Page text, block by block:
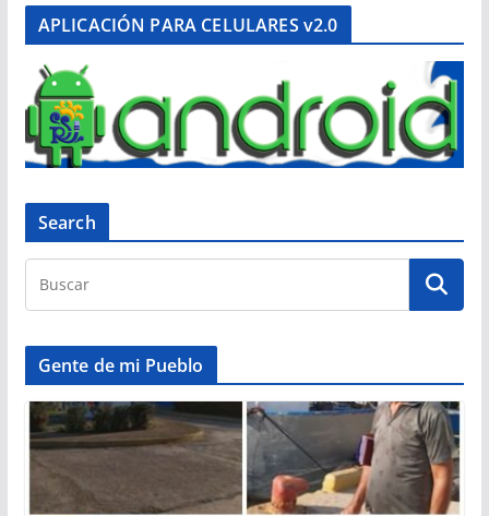
APLICACIÓN PARA CELULARES v2.0
Search
Gente de mi Pueblo